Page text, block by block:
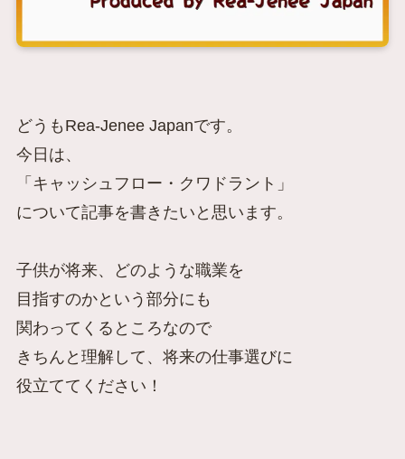
どうもRea-Jenee Japanです。
今日は、
「キャッシュフロー・クワドラント」
について記事を書きたいと思います。
子供が将来、どのような職業を
目指すのかという部分にも
関わってくるところなので
きちんと理解して、将来の仕事選びに
役立ててください！